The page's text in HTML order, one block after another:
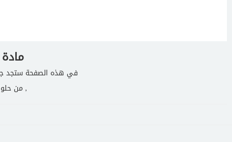
في هذه الصفحة ستجد
, من